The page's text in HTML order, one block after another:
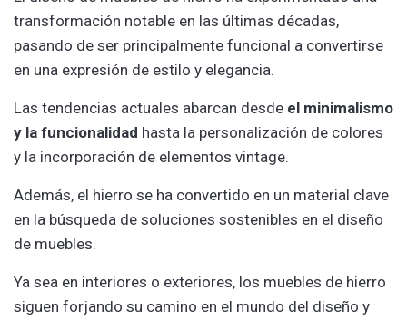
transformación notable en las últimas décadas,
pasando de ser principalmente funcional a convertirse
en una expresión de estilo y elegancia.
Las tendencias actuales abarcan desde el minimalismo
y la funcionalidad hasta la personalización de colores
y la incorporación de elementos vintage.
Además, el hierro se ha convertido en un material clave
en la búsqueda de soluciones sostenibles en el diseño
de muebles.
Ya sea en interiores o exteriores, los muebles de hierro
siguen forjando su camino en el mundo del diseño y